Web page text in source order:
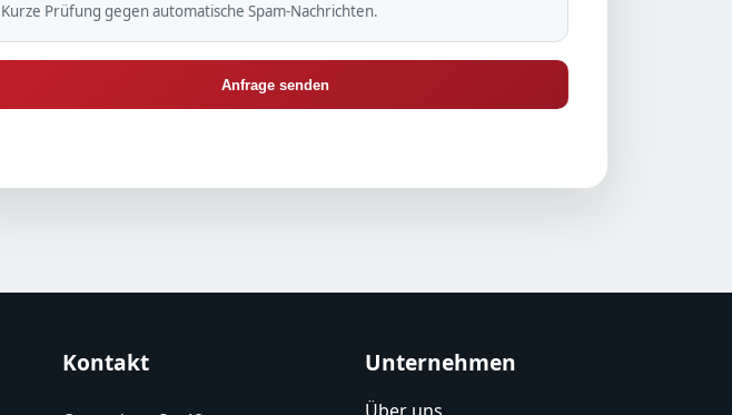
Kurze Prüfung gegen automatische Spam-Nachrichten.
Anfrage senden
Kontakt Unternehmen